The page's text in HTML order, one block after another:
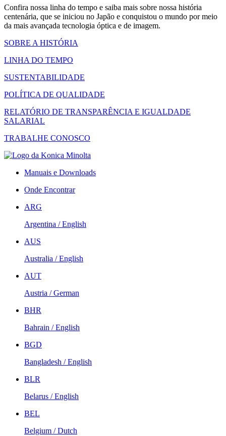
Confira nossa linha do tempo e saiba mais sobre nossa história
centenária, que se iniciou no Japão e conquistou o mundo por meio
da mais avançada tecnologia óptica e de imagem.
SOBRE A HISTÓRIA
LINHA DO TEMPO
SUSTENTABILIDADE
POLÍTICA DE QUALIDADE
RELATÓRIO DE TRANSPARÊNCIA E IGUALDADE
SALARIAL
TRABALHE CONOSCO
Manuais e Downloads
Onde Encontrar
ARG
Argentina / English
AUS
Australia / English
AUT
Austria / German
BHR
Bahrain / English
BGD
Bangladesh / English
BLR
Belarus / English
BEL
Belgium / Dutch